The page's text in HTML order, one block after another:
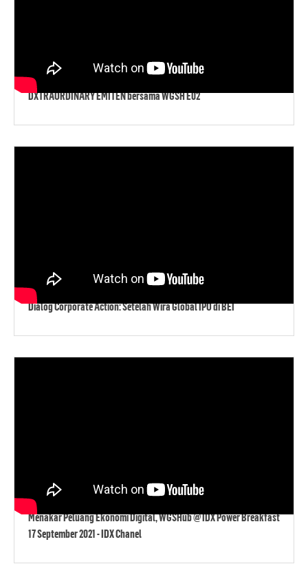
DXTRAORDINARY EMITEN bersama WGSH E02
Dialog Corporate Action: Setelah Wira Global IPO di BEI
Menakar Peluang Ekonomi Digital, WGSHub @ IDX Power Breakfast
17 September 2021 - IDX Chanel